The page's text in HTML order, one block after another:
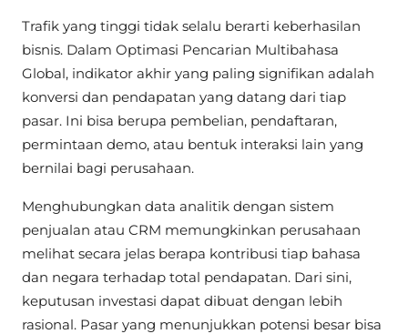
Trafik yang tinggi tidak selalu berarti keberhasilan
bisnis. Dalam Optimasi Pencarian Multibahasa
Global, indikator akhir yang paling signifikan adalah
konversi dan pendapatan yang datang dari tiap
pasar. Ini bisa berupa pembelian, pendaftaran,
permintaan demo, atau bentuk interaksi lain yang
bernilai bagi perusahaan.
Menghubungkan data analitik dengan sistem
penjualan atau CRM memungkinkan perusahaan
melihat secara jelas berapa kontribusi tiap bahasa
dan negara terhadap total pendapatan. Dari sini,
keputusan investasi dapat dibuat dengan lebih
rasional. Pasar yang menunjukkan potensi besar bisa